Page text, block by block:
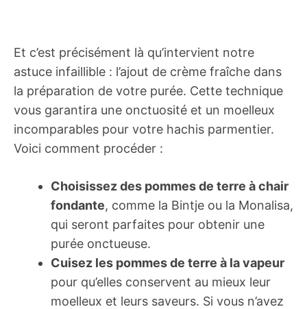
Et c’est précisément là qu’intervient notre
astuce infaillible : l’ajout de crème fraîche dans
la préparation de votre purée. Cette technique
vous garantira une onctuosité et un moelleux
incomparables pour votre hachis parmentier.
Voici comment procéder :
Choisissez des pommes de terre à chair
fondante, comme la Bintje ou la Monalisa,
qui seront parfaites pour obtenir une
purée onctueuse.
Cuisez les pommes de terre à la vapeur
pour qu’elles conservent au mieux leur
moelleux et leurs saveurs. Si vous n’avez